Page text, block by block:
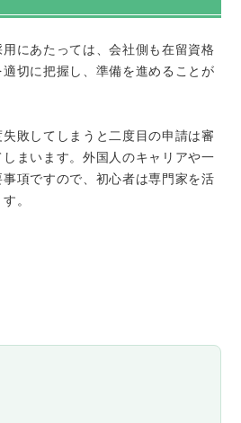
にあたっては、会社側も在留資格
切に把握し、準備を進めることが
敗してしまうと二度目の申請は審
まいます。外国人のキャリアや一
項ですので、初心者は専門家を活
。